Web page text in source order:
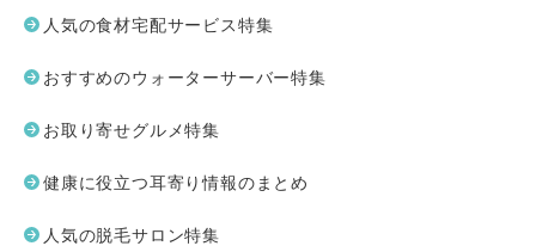
人気の食材宅配サービス特集
おすすめのウォーターサーバー特集
お取り寄せグルメ特集
健康に役立つ耳寄り情報のまとめ
人気の脱毛サロン特集